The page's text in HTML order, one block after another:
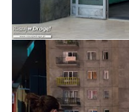
Wystawa Historia
w Katowicach